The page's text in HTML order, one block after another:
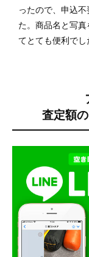
ったので、申込
た。商品名と写
てとても便利でし
査定額